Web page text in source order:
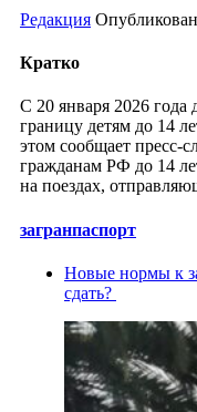
Редакция
Кратко
С 20 января 2026 года
границу детям до 14
этом сообщает
гражданам РФ до 14
на поездах,
загранпаспорт
Новые нормы к
сдать?